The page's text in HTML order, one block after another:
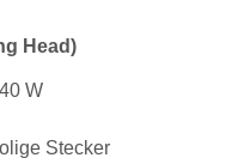
Head)
W
Stecker